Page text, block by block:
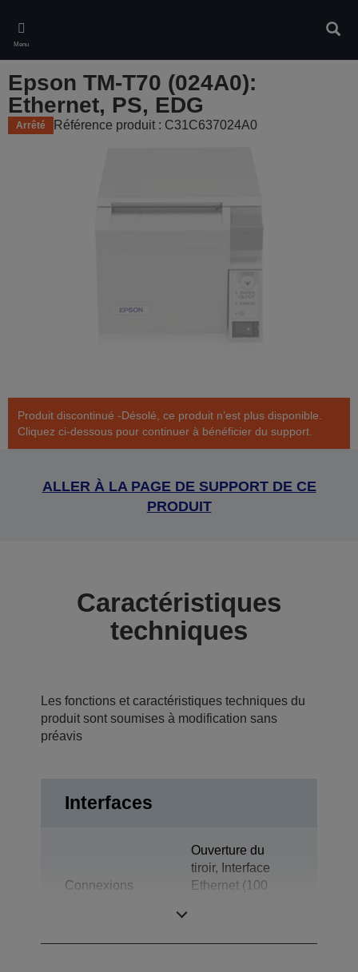
main
content
Menu
Epson TM-T70 (024A0):
Ethernet, PS, EDG
Arrêté Référence produit : C31C637024A0
Produit discontinué -Désolé, ce produit n’est plus disponible.
Cliquez ci-dessous pour continuer à bénéficier du support.
ALLER À LA PAGE DE SUPPORT DE CE
PRODUIT
Caractéristiques
techniques
Les fonctions et caractéristiques techniques du
produit sont soumises à modification sans
préavis
Interfaces
Connexions
Ouverture du
tiroir, Interface
Ethernet (100